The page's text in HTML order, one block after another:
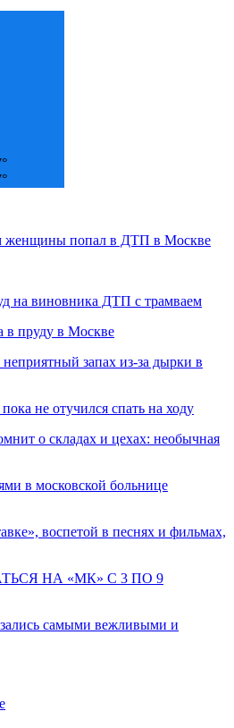
женщины попал в ДТП в Москве
на виновника ДТП с трамваем
в пруду в Москве
запах из-за дырки в
не отучился спать на ходу
о складах и цехах: необычная
в московской больнице
воспетой в песнях и фильмах,
НА «МК» С 3 ПО 9
самыми вежливыми и